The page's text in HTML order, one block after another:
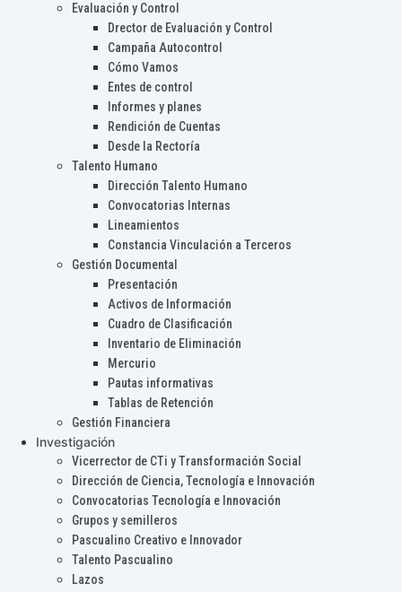
Evaluación y Control
Drector de Evaluación y Control
Campaña Autocontrol
Cómo Vamos
Entes de control
Informes y planes
Rendición de Cuentas
Desde la Rectoría
Talento Humano
Dirección Talento Humano
Convocatorias Internas
Lineamientos
Constancia Vinculación a Terceros
Gestión Documental
Presentación
Activos de Información
Cuadro de Clasificación
Inventario de Eliminación
Mercurio
Pautas informativas
Tablas de Retención
Gestión Financiera
Investigación
Vicerrector de CTi y Transformación Social
Dirección de Ciencia, Tecnología e Innovación
Convocatorias Tecnología e Innovación
Grupos y semilleros
Pascualino Creativo e Innovador
Talento Pascualino
Lazos